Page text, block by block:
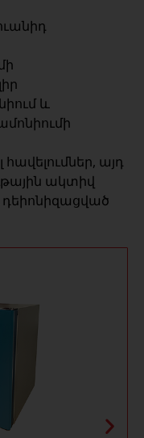
և
հավելումներ, այդ
ակտիվ
դեիոնիզացված